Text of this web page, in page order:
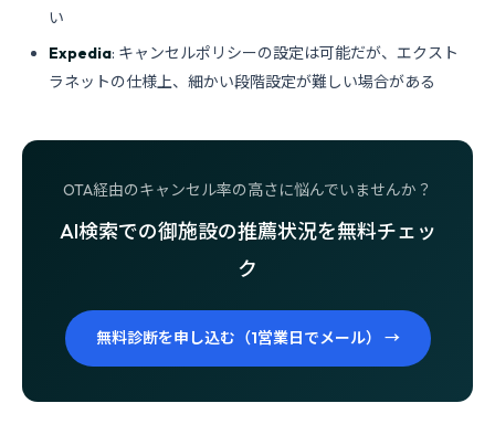
い
Expedia: キャンセルポリシーの設定は可能だが、エクスト
ラネットの仕様上、細かい段階設定が難しい場合がある
OTA経由のキャンセル率の高さに悩んでいませんか？
AI検索での御施設の推薦状況を無料チェッ
ク
無料診断を申し込む（1営業日でメール） →